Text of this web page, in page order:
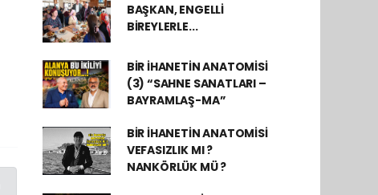
BAŞKAN, ENGELLİ
BİREYLERLE...
BİR İHANETİN ANATOMİSİ
(3) “SAHNE SANATLARI –
BAYRAMLAŞ-MA”
BİR İHANETİN ANATOMİSİ
VEFASIZLIK MI ?
NANKÖRLÜK MÜ ?